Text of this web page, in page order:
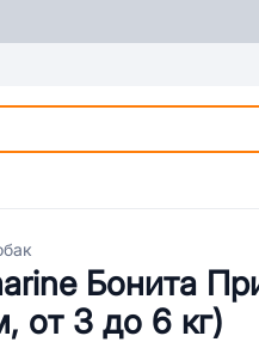
Бонита
от 3 до 6 кг)